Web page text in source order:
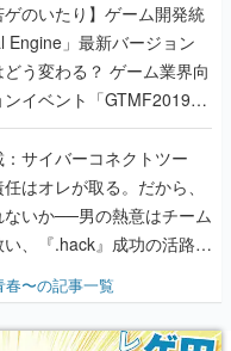
ゲのいたり】ゲーム開発統
Engine」最新バージョン
う変わる？ ゲーム業界向
イベント「GTMF2019」
解を深めよう【PR】
：サイバーコネクトツー
はオレが取る。だから、
いか──男の熱意はチーム
、『.hack』成功の活路を
男児・松山 洋に流れる血は
色だった【若ゲのいた
春〜の記事一覧